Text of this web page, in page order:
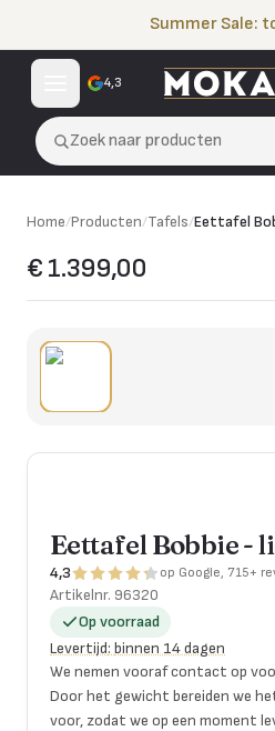
Summer Sale:
4,3
Zoek naar producten
Home/Producten/Tafels/Eettafel
€ 1.399,00
Eettafel Bobbie -
4,3 op Google, 715+
Artikelnr. 96320
Op voorraad
Levertijd: binnen 14 dagen
We nemen vooraf contact op
Door het gewicht bereiden we
voor, zodat we op een moment